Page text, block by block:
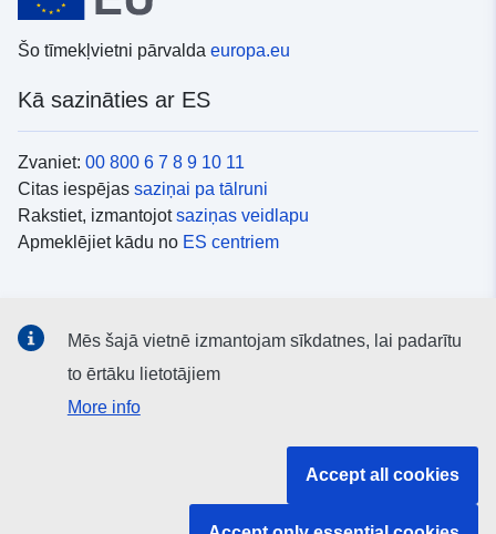
Šo tīmekļvietni pārvalda europa.eu
Kā sazināties ar ES
Zvaniet: 00 800 6 7 8 9 10 11
Citas iespējas saziņai pa tālruni
Rakstiet, izmantojotsaziņas veidlapu
Apmeklējiet kādu no ES centriem
ES kontisociālajos medijos
Mēs šajā vietnē izmantojam sīkdatnes, lai padarītu
to ērtāku lietotājiem
More info
Accept all cookies